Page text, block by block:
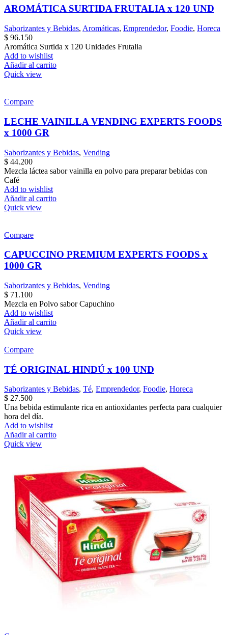
AROMÁTICA SURTIDA FRUTALIA x 120 UND
Saborizantes y Bebidas, Aromáticas, Emprendedor, Foodie, Horeca
$ 96.150
Aromática Surtida x 120 Unidades Frutalia
Add to wishlist
Añadir al carrito
Quick view
Compare
LECHE VAINILLA VENDING EXPERTS FOODS
x 1000 GR
Saborizantes y Bebidas, Vending
$ 44.200
Mezcla láctea sabor vainilla en polvo para preparar bebidas con
Café
Add to wishlist
Añadir al carrito
Quick view
Compare
CAPUCCINO PREMIUM EXPERTS FOODS x
1000 GR
Saborizantes y Bebidas, Vending
$ 71.100
Mezcla en Polvo sabor Capuchino
Add to wishlist
Añadir al carrito
Quick view
Compare
TÉ ORIGINAL HINDÚ x 100 UND
Saborizantes y Bebidas, Té, Emprendedor, Foodie, Horeca
$ 27.500
Una bebida estimulante rica en antioxidantes perfecta para cualquier
hora del día.
Add to wishlist
Añadir al carrito
Quick view